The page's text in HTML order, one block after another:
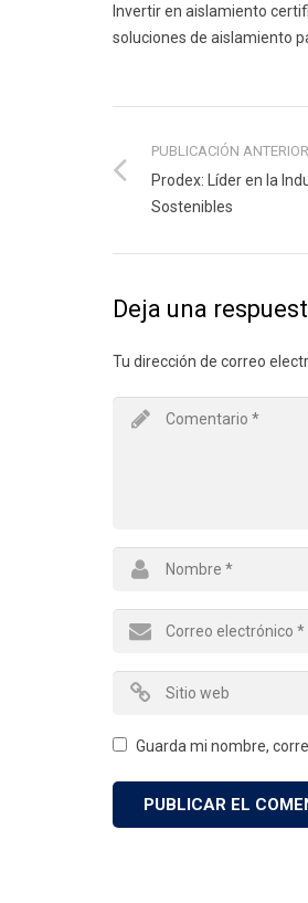
Invertir en aislamiento
soluciones de aislamiento
PUBLICACIÓN ANTERIOR
Prodex: Líder en la
Sostenibles
Deja una
Tu dirección de correo
Guarda mi nombre,